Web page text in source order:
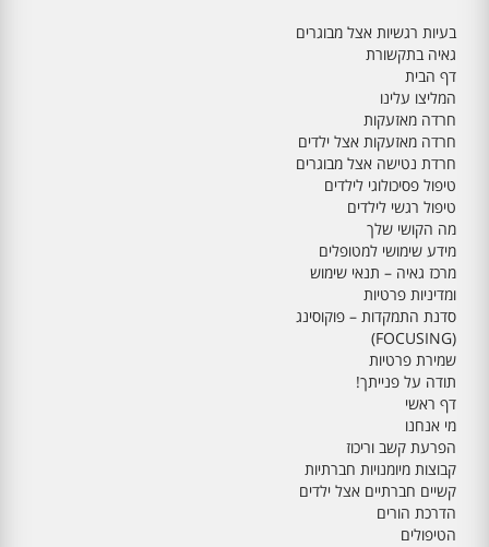
בעיות רגשיות אצל מבוגרים
גאיה בתקשורת
דף הבית
המליצו עלינו
חרדה מאזעקות
חרדה מאזעקות אצל ילדים
חרדת נטישה אצל מבוגרים
טיפול פסיכולוגי לילדים
טיפול רגשי לילדים
מה הקושי שלך
מידע שימושי למטופלים
מרכז גאיה – תנאי שימוש
ומדיניות פרטיות
סדנת התמקדות – פוקוסינג
(FOCUSING)
שמירת פרטיות
תודה על פנייתך!
דף ראשי
מי אנחנו
הפרעת קשב וריכוז
קבוצות מיומנויות חברתיות
קשיים חברתיים אצל ילדים
הדרכת הורים
הטיפולים